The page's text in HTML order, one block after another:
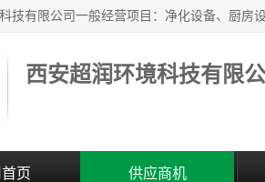
西安超润环境科技有限
页 供应商机